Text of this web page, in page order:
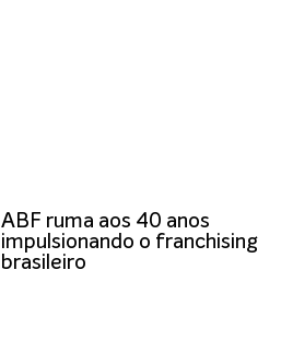
ABF ruma aos 40 anos
impulsionando o franchising
brasileiro